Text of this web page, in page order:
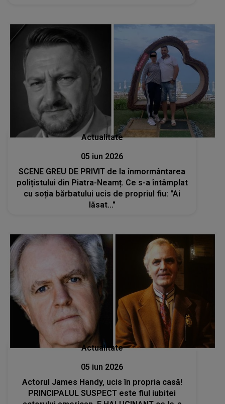
Actualitate
05 iun 2026
SCENE GREU DE PRIVIT de la înmormântarea
polițistului din Piatra-Neamț. Ce s-a întâmplat
cu soția bărbatului ucis de propriul fiu: "Ai
lăsat..."
Actualitate
05 iun 2026
Actorul James Handy, ucis în propria casă!
PRINCIPALUL SUSPECT este fiul iubitei